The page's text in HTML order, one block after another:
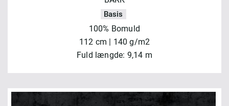
Basis
100% Bomuld
112 cm | 140 g/m2
Fuld længde: 9,14 m